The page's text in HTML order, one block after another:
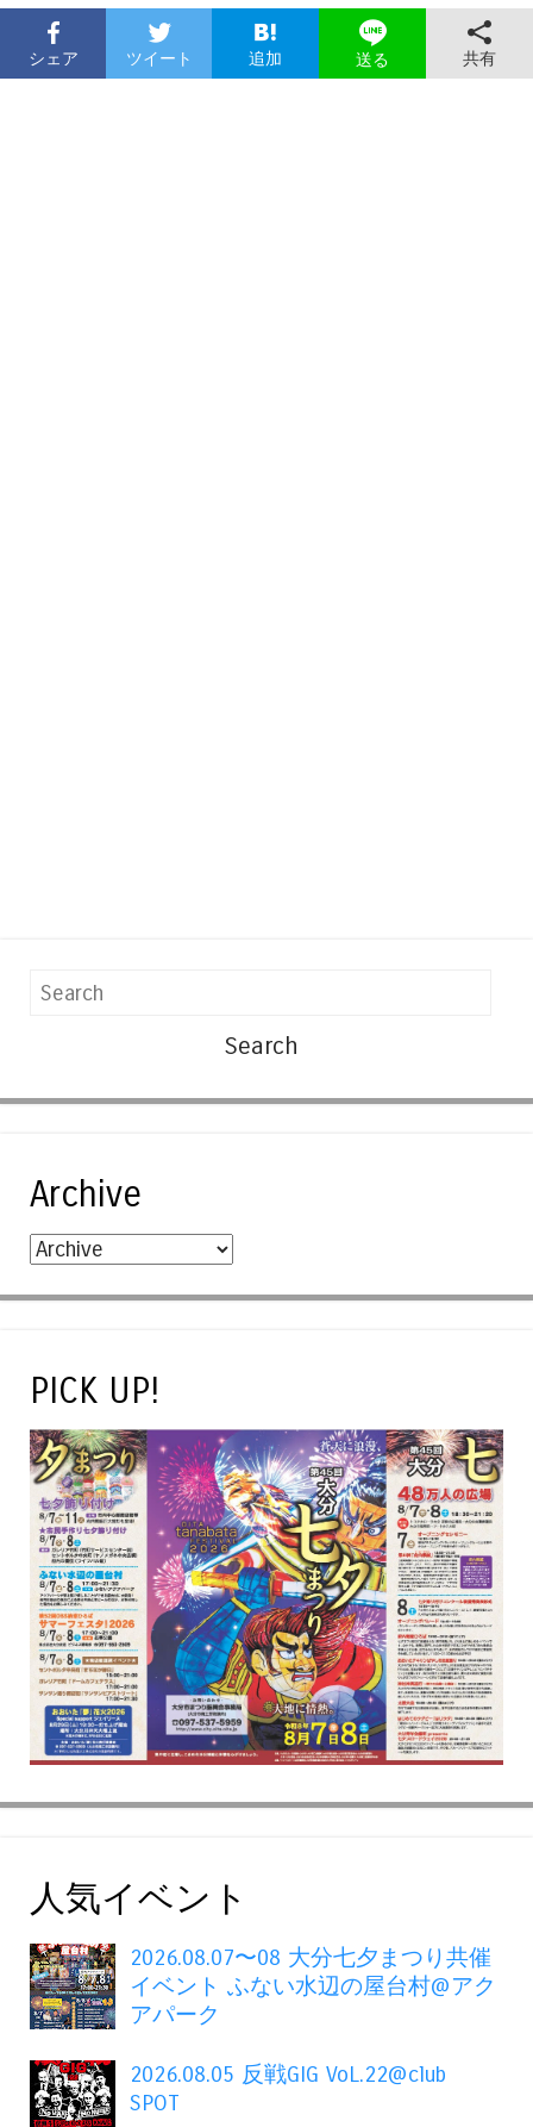
シェア ツイート 追加 送る 共有
Search
Archive
PICK UP!
人気イベント
2026.08.07〜08 大分七夕まつり共催
イベント ふない水辺の屋台村@アク
アパーク
2026.08.05 反戦GIG VoL.22@club
SPOT